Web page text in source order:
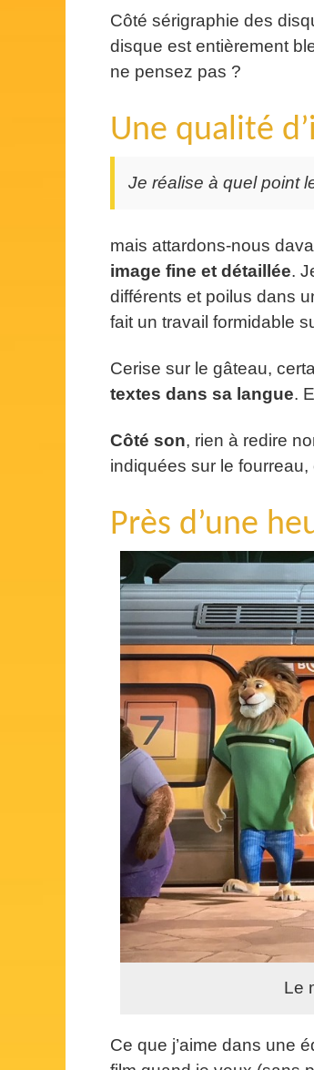
Côté sérigraphie des
disque est entièrement
ne pensez pas ?
Une qualité
Je réalise à quel point
mais attardons-nous
image fine et détaillée.
différents et poilus dans
fait un travail formidable
Cerise sur le gâteau,
textes dans sa langue.
Côté son, rien à redire
indiquées sur le
Près d’une
Le
Ce que j’aime dans une